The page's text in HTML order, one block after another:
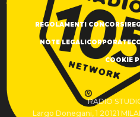
REGOLAMENTI CONCORSI
NOTE LEGALICORPORATE
COOKIE
RADIO
Largo Donegani, 1 20121